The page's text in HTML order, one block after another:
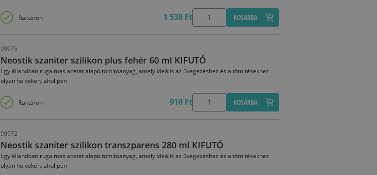
Raktáron 1 530 Ft KOSÁRBA
99975
Neostik szaniter szilikon plus fehér 60 ml KIFUTÓ
Egy állandóan rugalmas acetát alapú tömítőanyag, amely ideális az üvegezéshez és a tömítésekhez
olyan helyeken, ahol pen
Raktáron 910 Ft KOSÁRBA
99972
Neostik szaniter szilikon transzparens 280 ml KIFUTÓ
Egy állandóan rugalmas acetát alapú tömítőanyag, amely ideális az üvegezéshez és a tömítésekhez
olyan helyeken, ahol pen